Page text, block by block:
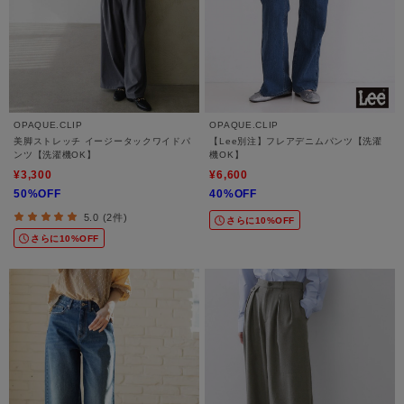
OPAQUE.CLIP
美脚ストレッチ イージータックワイドパ
ンツ【洗濯機OK】
¥3,300
50%OFF
5.0 (2件)
さらに10%OFF
OPAQUE.CLIP
【Lee別注】フレアデニムパンツ【洗濯
機OK】
¥6,600
40%OFF
さらに10%OFF